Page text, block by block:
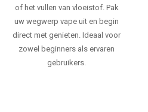
of het vullen van vloeistof. Pak
uw wegwerp vape uit en begin
direct met genieten. Ideaal voor
zowel beginners als ervaren
gebruikers.